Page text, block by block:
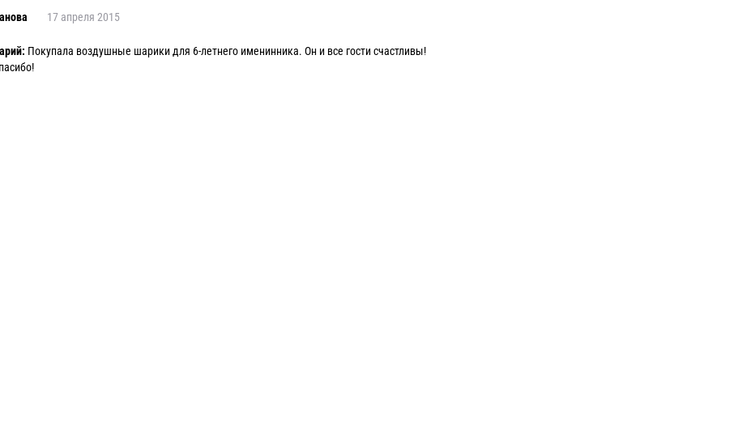
17 апреля 2015
Покупала воздушные шарики для 6-летнего именинника. Он и все гости счастливы!